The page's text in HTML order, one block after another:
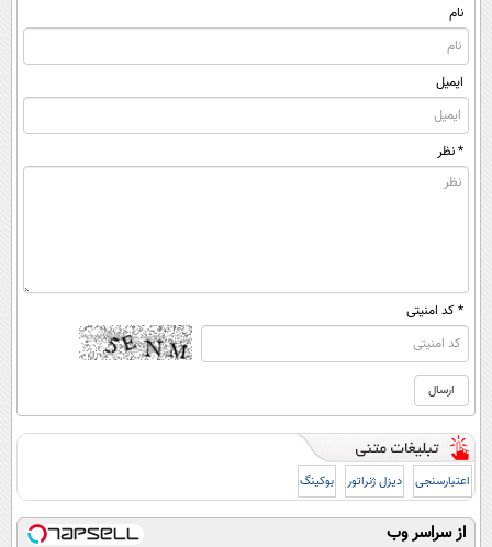
نام
ایمیل
* نظر
* کد امنیتی
اعتبارسنجی دیزل ژنراتور بوکینگ
از سراسر وب